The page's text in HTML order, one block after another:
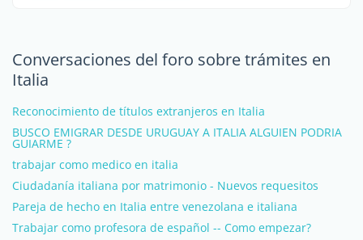
Conversaciones del foro sobre trámites en
Italia
Reconocimiento de títulos extranjeros en Italia
BUSCO EMIGRAR DESDE URUGUAY A ITALIA ALGUIEN PODRIA
GUIARME ?
trabajar como medico en italia
Ciudadanía italiana por matrimonio - Nuevos requesitos
Pareja de hecho en Italia entre venezolana e italiana
Trabajar como profesora de español -- Como empezar?